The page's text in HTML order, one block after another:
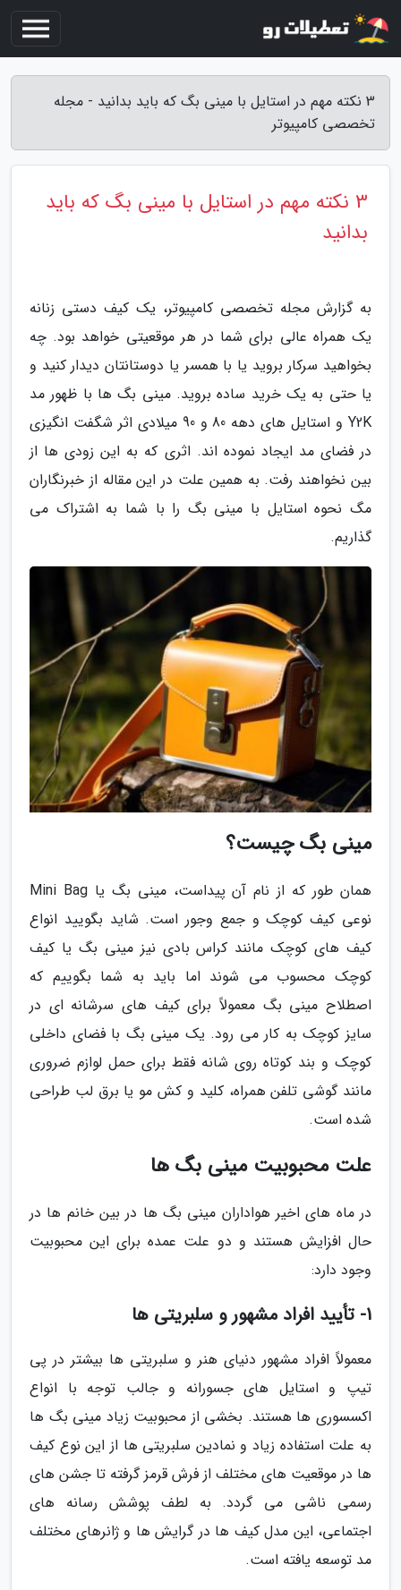
3 نکته مهم در استایل با مینی بگ که باید بدانید - مجله
تخصصی کامپیوتر
3 نکته مهم در استایل با مینی بگ که باید
بدانید
به گزارش مجله تخصصی کامپیوتر، یک کیف دستی زنانه
یک همراه عالی برای شما در هر موقعیتی خواهد بود. چه
بخواهید سرکار بروید یا با همسر یا دوستانتان دیدار کنید و
یا حتی به یک خرید ساده بروید. مینی بگ ها با ظهور مد
Y2K و استایل های دهه 80 و 90 میلادی اثر شگفت انگیزی
در فضای مد ایجاد نموده اند. اثری که به این زودی ها از
بین نخواهند رفت. به همین علت در این مقاله از خبرنگاران
مگ نحوه استایل با مینی بگ را با شما به اشتراک می
گذاریم.
مینی بگ چیست؟
همان طور که از نام آن پیداست، مینی بگ یا Mini Bag
نوعی کیف کوچک و جمع وجور است. شاید بگویید انواع
کیف های کوچک مانند کراس بادی نیز مینی بگ یا کیف
کوچک محسوب می شوند اما باید به شما بگوییم که
اصطلاح مینی بگ معمولاً برای کیف های سرشانه ای در
سایز کوچک به کار می رود. یک مینی بگ با فضای داخلی
کوچک و بند کوتاه روی شانه فقط برای حمل لوازم ضروری
مانند گوشی تلفن همراه، کلید و کش مو یا برق لب طراحی
شده است.
علت محبوبیت مینی بگ ها
در ماه های اخیر هواداران مینی بگ ها در بین خانم ها در
حال افزایش هستند و دو علت عمده برای این محبوبیت
وجود دارد:
1- تأیید افراد مشهور و سلبریتی ها
معمولاً افراد مشهور دنیای هنر و سلبریتی ها بیشتر در پی
تیپ و استایل های جسورانه و جالب توجه با انواع
اکسسوری ها هستند. بخشی از محبوبیت زیاد مینی بگ ها
به علت استفاده زیاد و نمادین سلبریتی ها از این نوع کیف
ها در موقعیت های مختلف از فرش قرمز گرفته تا جشن های
رسمی ناشی می گردد. به لطف پوشش رسانه های
اجتماعی، این مدل کیف ها در گرایش ها و ژانرهای مختلف
مد توسعه یافته است.